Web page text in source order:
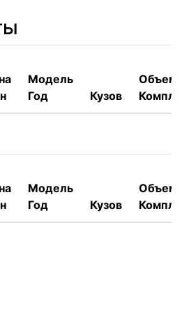
Модель
Год
Кузов
Объем,
Модель
Год
Кузов
Объем,